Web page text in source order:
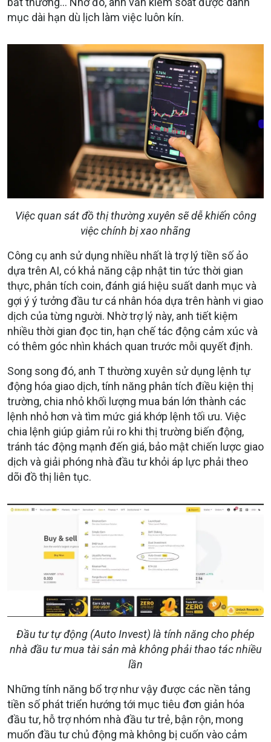
mục dài hạn dù lịch làm việc luôn kín.
Việc quan sát đồ thị thường xuyên sẽ dễ khiến công
việc chính bị xao nhãng
Công cụ anh sử dụng nhiều nhất là trợ lý tiền số ảo
dựa trên AI, có khả năng cập nhật tin tức thời gian
thực, phân tích coin, đánh giá hiệu suất danh mục và
gợi ý ý tưởng đầu tư cá nhân hóa dựa trên hành vi giao
dịch của từng người. Nhờ trợ lý này, anh tiết kiệm
nhiều thời gian đọc tin, hạn chế tác động cảm xúc và
có thêm góc nhìn khách quan trước mỗi quyết định.
Song song đó, anh T thường xuyên sử dụng lệnh tự
động hóa giao dịch, tính năng phân tích điều kiện thị
trường, chia nhỏ khối lượng mua bán lớn thành các
lệnh nhỏ hơn và tìm mức giá khớp lệnh tối ưu. Việc
chia lệnh giúp giảm rủi ro khi thị trường biến động,
tránh tác động mạnh đến giá, bảo mật chiến lược giao
dịch và giải phóng nhà đầu tư khỏi áp lực phải theo
dõi đồ thị liên tục.
Đầu tư tự động (Auto Invest) là tính năng cho phép
nhà đầu tư mua tài sản mà không phải thao tác nhiều
lần
Những tính năng bổ trợ như vậy được các nền tảng
tiền số phát triển hướng tới mục tiêu đơn giản hóa
đầu tư, hỗ trợ nhóm nhà đầu tư trẻ, bận rộn, mong
muốn đầu tư chủ động mà không bị cuốn vào cảm